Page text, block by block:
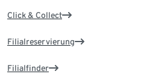
Click & Collect
Filialreservierung
Filialfinder